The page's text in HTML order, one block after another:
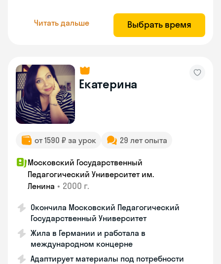
Читать дальше Выбрать время
Екатерина
от 1590 ₽ за урок 29 лет опыта
Московский Государственный
Педагогический Университет им.
Ленина • 2000 г.
Окончила Московский Педагогический
Государственный Университет
Жила в Германии и работала в
международном концерне
Адаптирует материалы под потребности